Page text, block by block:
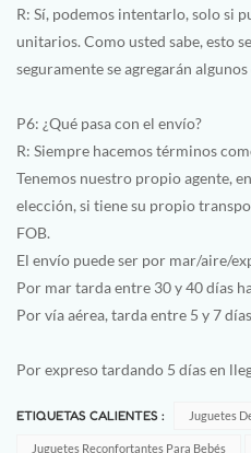
R: Sí, podemos intentarlo, solo si
unitarios. Como usted sabe, esto
seguramente se agregarán
P6: ¿Qué pasa con el envío?
R: Siempre hacemos términos
Tenemos nuestro propio agente,
elección, si tiene su propio
FOB.
El envío puede ser por mar/aire/
Por mar tarda entre 30 y 40 días
Por vía aérea, tarda entre 5 y 7
Por expreso tardando 5 días en
ETIQUETAS CALIENTES : Juguetes
Juguetes Reconfortantes Para Bebés